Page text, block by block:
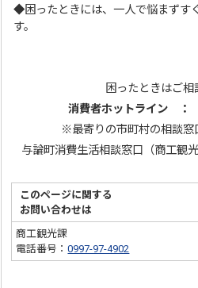
◆困ったときには、一人で悩まずす
す。
困ったときはご相
消費者ホットライン ：
※最寄りの市町村の相談窓
与論町消費生活相談窓口（商工
このページに関する
お問い合わせは
商工観光課
電話番号：0997-97-4902